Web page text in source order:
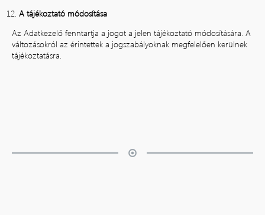
A tájékoztató módosítása
Az Adatkezelő fenntartja a jogot a jelen tájékoztató módosítására. A
változásokról az érintettek a jogszabályoknak megfelelően kerülnek
tájékoztatásra.